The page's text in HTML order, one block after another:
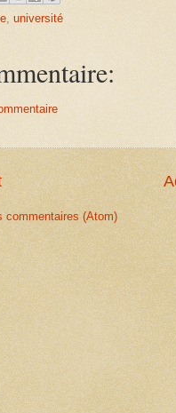
université
commentaires (Atom)